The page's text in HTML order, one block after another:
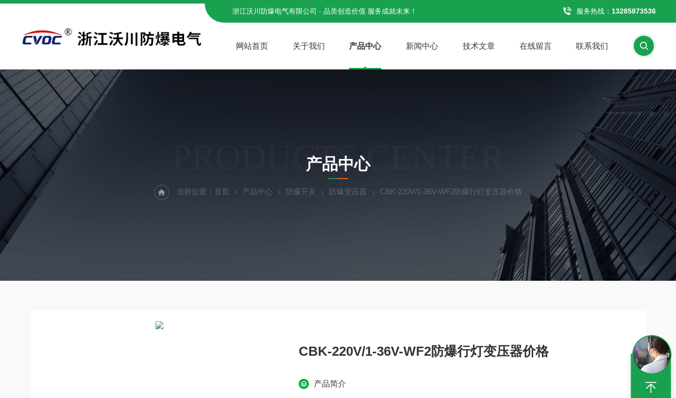
浙江沃川防爆电气有限公司 · 品质创造价值 服务成就未来！ 服务热线： 13285873536
网站首页 关于我们 产品中心 新闻中心 技术文章 在线留言 联系我们
PRODUCTS CENTER
产品中心
当前位置： 首页 产品中心 防爆开关 防爆变压器 CBK-220V/1-36V-WF2防爆行灯变压器价格
CBK-220V/1-36V-WF2防爆行灯变压器价格
产品简介